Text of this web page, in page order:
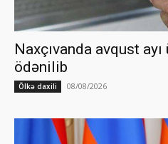
Naxçıvanda avqust
ödənilib
Ölkə daxili 08/08/2026